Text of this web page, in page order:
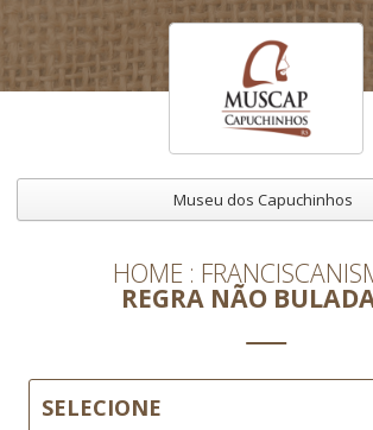
Museu dos Capuchinhos
HOME
REGRA NÃO
SELECIONE